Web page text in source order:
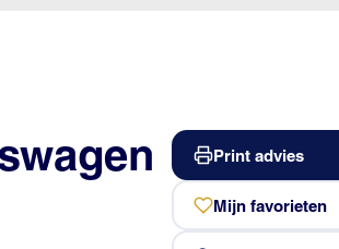
Print advies
Mijn favorieten